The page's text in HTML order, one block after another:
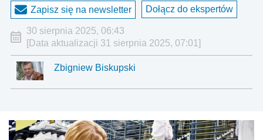
Zapisz się na newsletter Dołącz do ekspertów
30 sierpnia 2025, 06:43
[Data aktualizacji 31 sierpnia 2025, 07:01]
Zbigniew Biskupski